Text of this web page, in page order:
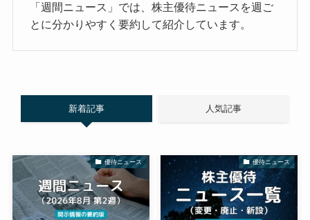
「週間ニュース」では、株主優待ニュースを週ご
とに分かりやすく要約して紹介しています。
新着記事 人気記事
優待ニュース 優待ニュース